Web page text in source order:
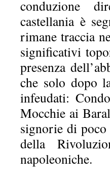
conduzione
castellania è
rimane traccia
significativi
presenza
che solo dopo
infeudati:
Mocchie ai
signorie di
della
napoleoniche.